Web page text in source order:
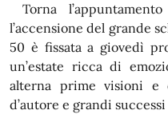
Torna
l’accensione del grande
50 è fissata a giovedì
un’estate ricca di
alterna prime visioni e
d’autore e grandi